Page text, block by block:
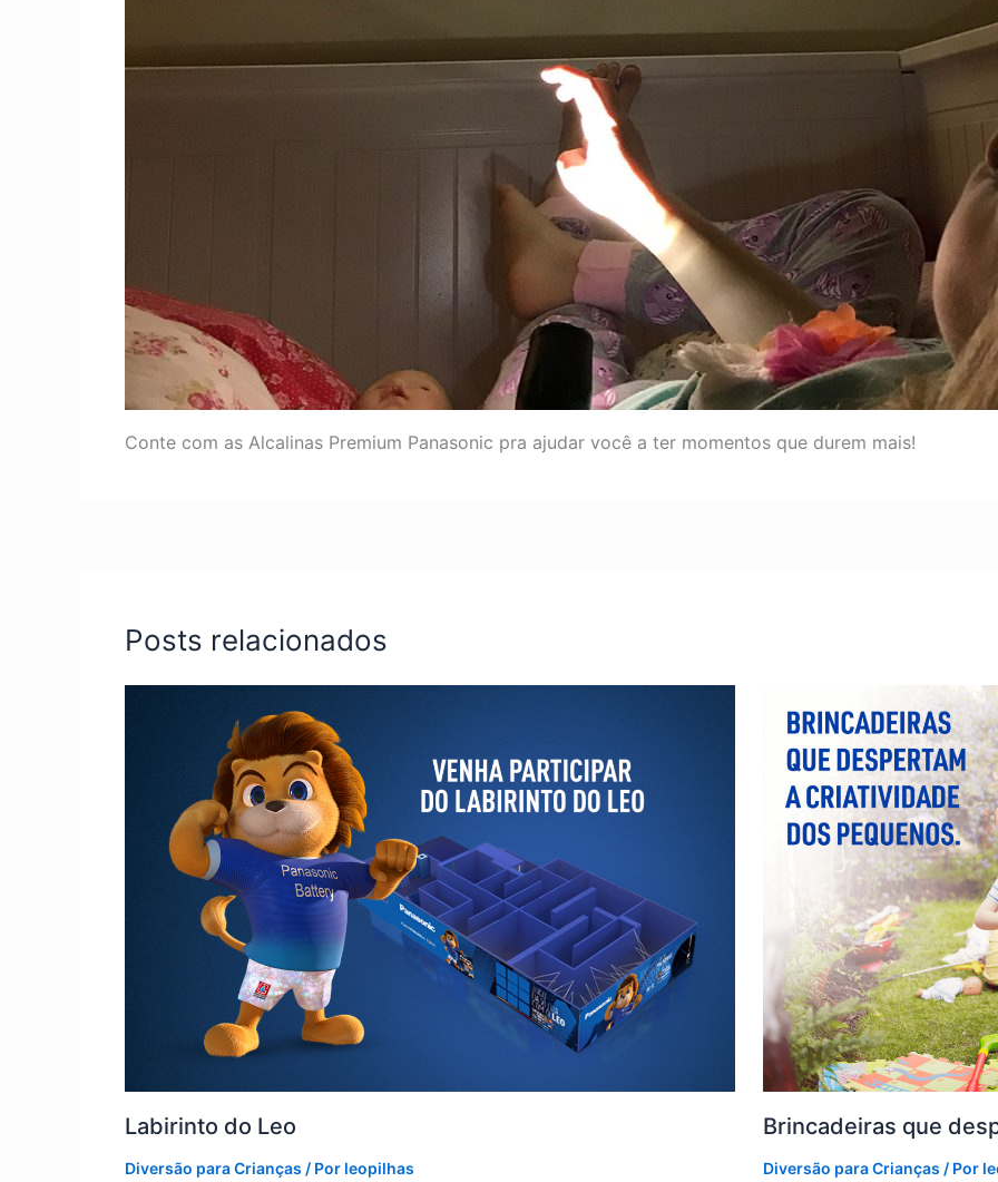
Conte com as Alcalinas Premium Panasonic pra ajudar você a ter momentos que durem mais!
Posts relacionados
Labirinto do Leo
Diversão para Crianças / Por leopilhas
Brincadeiras que
Diversão para Crianças / Por